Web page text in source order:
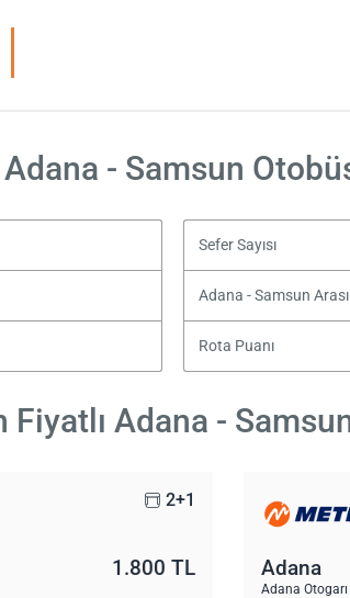
Adana - Samsun
Sefer Sayısı
Adana - Samsun
Rota Puanı
Fiyatlı Adana -
2+1
1.800 TL Adana
Adana Otogarı